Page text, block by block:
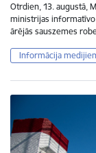
Otrdien, 13. augustā,
ministrijas informatīvo
ārējās sauszemes
Informācija